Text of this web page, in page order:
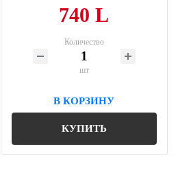
740 L
Количество
шт
В КОРЗИНУ
КУПИТЬ